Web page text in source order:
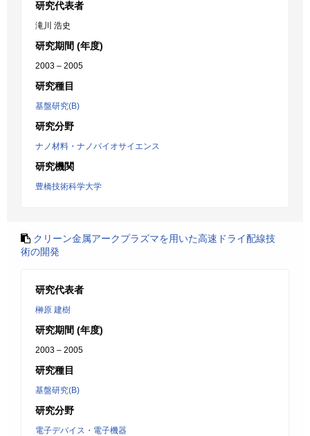
研究代表者
滝川 浩史
研究期間 (年度)
2003 – 2005
研究種目
基盤研究(B)
研究分野
ナノ材料・ナノバイオサイエンス
研究機関
豊橋技術科学大学
クリーン金属アークプラズマを用いた高速ドライ配線技
術の開発
研究代表者
榊原 建樹
研究期間 (年度)
2003 – 2005
研究種目
基盤研究(B)
研究分野
電子デバイス・電子機器